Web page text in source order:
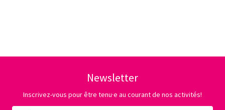
Newsletter
Inscrivez-vous pour être tenu·e au courant de nos activités!